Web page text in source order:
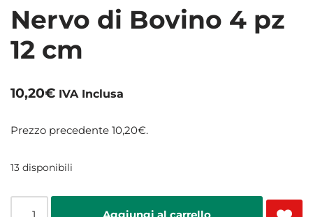
Nervo di Bovino 4 pz
12 cm
10,20€ IVA Inclusa
Prezzo precedente 10,20€.
13 disponibili